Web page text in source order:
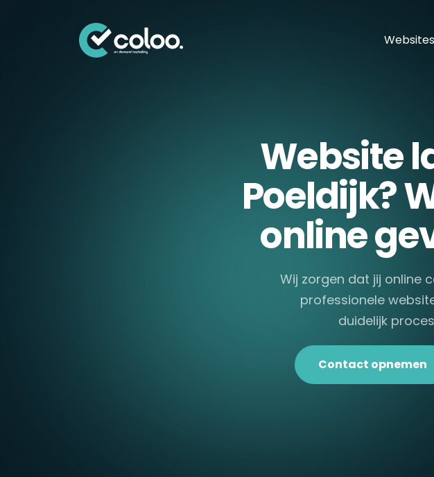
Websites
Website
Poeldijk?
online
Wij zorgen dat jij online
professionele
duidelijk
Contact opnemen